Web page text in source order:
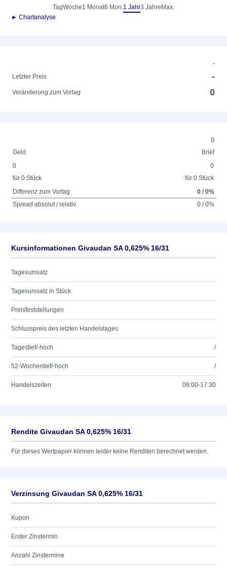
TagWoche1 Monat6 Mon.1 Jahr3 Jahre Max.
► Chartanalyse
-
Letzter Preis
-
Veränderung zum Vortag 0
0
Geld
Brief
0
für 0 Stück
0
für 0 Stück
Differenz zum Vortag
0 / 0%
Spread absolut / relativ
0 / 0%
Kursinformationen Givaudan SA 0,625% 16/31
Tagesumsatz
Tagesumsatz in Stück
Preisfeststellungen
Schlusspreis des letzten Handelstages
Tagestief/-hoch /
52-Wochentief/-hoch /
Handelszeiten 08:00-17:30
Rendite Givaudan SA 0,625% 16/31
Für dieses Wertpapier können leider keine Renditen berechnet werden.
Verzinsung Givaudan SA 0,625% 16/31
Kupon
Erster Zinstermin
Anzahl Zinstermine